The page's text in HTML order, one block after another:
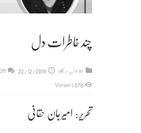
چند خاطرات دل
inاداریہ / کالمز 22/12/2019
1,570 Views
تحریر: امیرجان حقانی